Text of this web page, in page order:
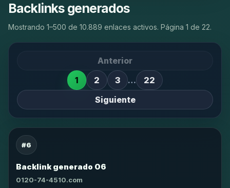
Backlinks generados
Mostrando 1–500 de 10.889 enlaces activos. Página 1 de 22.
Anterior
1
2 3 …
22
Siguiente
#6
Backlink generado 06
0120-74-4510.com